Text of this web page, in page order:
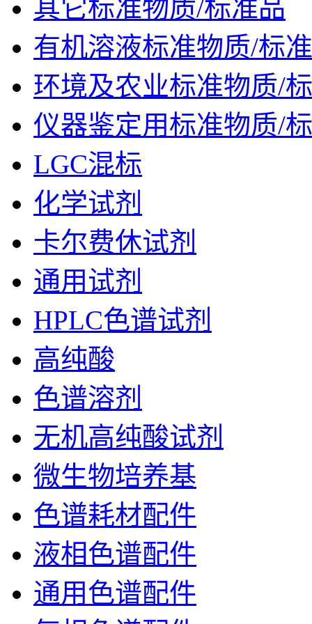
其它标准物质/标准品
有机溶液标准物质/标
环境及农业标准物质/
仪器鉴定用标准物质/
LGC混标
化学试剂
卡尔费休试剂
通用试剂
HPLC色谱试剂
高纯酸
色谱溶剂
无机高纯酸试剂
微生物培养基
色谱耗材配件
液相色谱配件
通用色谱配件